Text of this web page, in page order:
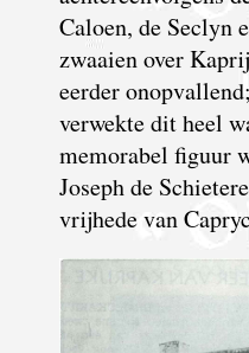
Caloen, de Seclyn
zwaaien over
eerder
verwekte dit heel
memorabel figuur
Joseph de
vrijhede van